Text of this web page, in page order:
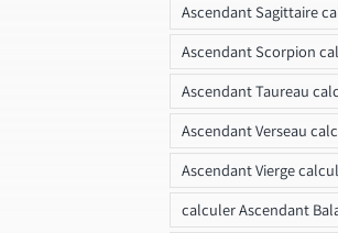
Ascendant Sagittaire
Ascendant Scorpion
Ascendant Taureau
Ascendant Verseau
Ascendant Vierge calcul
calculer Ascendant